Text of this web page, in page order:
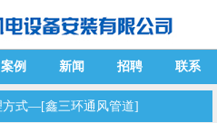
案例 新闻 招聘 联系
方式—[鑫三环通风管道]